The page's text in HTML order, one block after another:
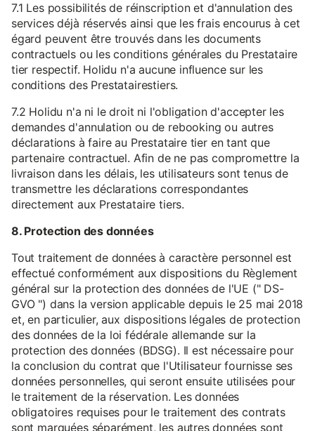
7.1 Les possibilités de réinscription et d'annulation des
services déjà réservés ainsi que les frais encourus à cet
égard peuvent être trouvés dans les documents
contractuels ou les conditions générales du Prestataire
tier respectif. Holidu n'a aucune influence sur les
conditions des Prestatairestiers.
7.2 Holidu n'a ni le droit ni l'obligation d'accepter les
demandes d'annulation ou de rebooking ou autres
déclarations à faire au Prestataire tier en tant que
partenaire contractuel. Afin de ne pas compromettre la
livraison dans les délais, les utilisateurs sont tenus de
transmettre les déclarations correspondantes
directement aux Prestataire tiers.
8. Protection des données
Tout traitement de données à caractère personnel est
effectué conformément aux dispositions du Règlement
général sur la protection des données de l'UE (" DS-
GVO ") dans la version applicable depuis le 25 mai 2018
et, en particulier, aux dispositions légales de protection
des données de la loi fédérale allemande sur la
protection des données (BDSG). Il est nécessaire pour
la conclusion du contrat que l'Utilisateur fournisse ses
données personnelles, qui seront ensuite utilisées pour
le traitement de la réservation. Les données
obligatoires requises pour le traitement des contrats
sont marquées séparément, les autres données sont